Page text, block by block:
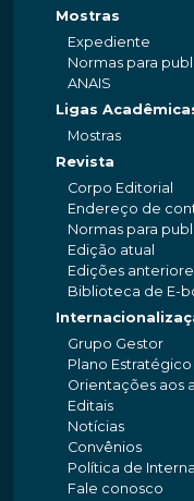
Mostras
Expediente
Normas para
ANAIS
Ligas
Mostras
Revista
Corpo Editorial
Endereço de
Normas para
Edição atual
Edições
Biblioteca de E-
Grupo Gestor
Plano Estratégico
Orientações aos
Editais
Notícias
Convênios
Política de
Fale conosco